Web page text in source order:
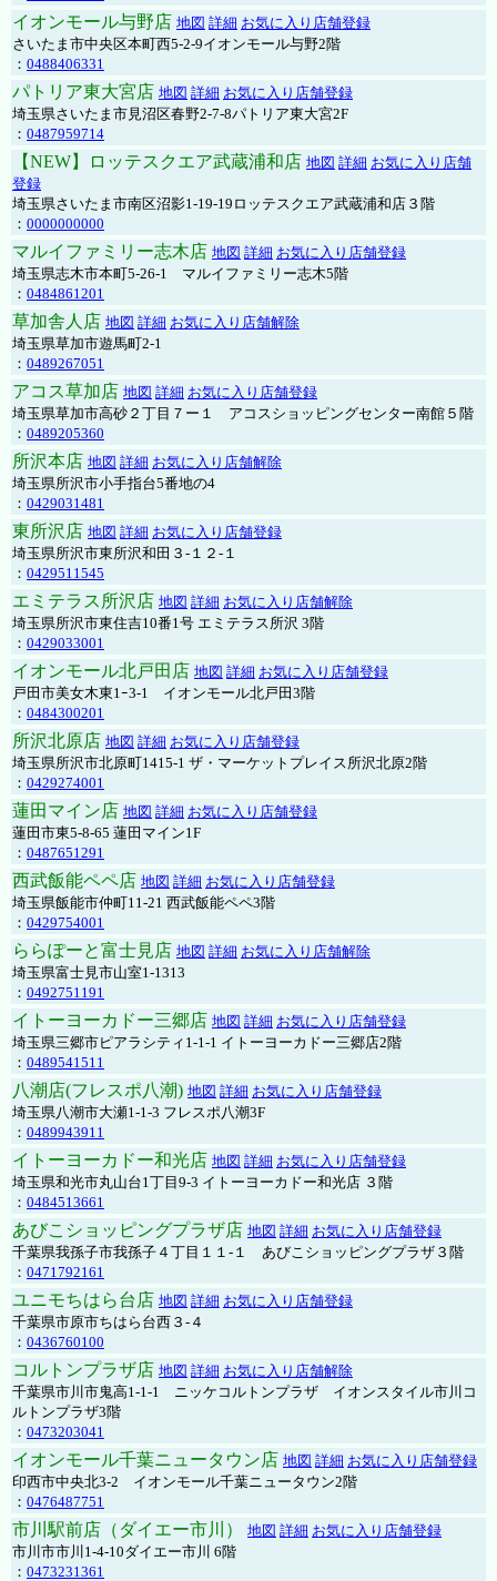
イオンモール与野店 地図 詳細 お気に入り店舗登録
さいたま市中央区本町西5-2-9イオンモール与野2階
： 0488406331
パトリア東大宮店 地図 詳細 お気に入り店舗登録
埼玉県さいたま市見沼区春野2-7-8パトリア東大宮2F
： 0487959714
【NEW】ロッテスクエア武蔵浦和店 地図 詳細 お気に入り店舗
登録
埼玉県さいたま市南区沼影1-19-19ロッテスクエア武蔵浦和店３階
： 0000000000
マルイファミリー志木店 地図 詳細 お気に入り店舗登録
埼玉県志木市本町5-26-1 マルイファミリー志木5階
： 0484861201
草加舎人店 地図 詳細 お気に入り店舗解除
埼玉県草加市遊馬町2-1
： 0489267051
アコス草加店 地図 詳細 お気に入り店舗登録
埼玉県草加市高砂２丁目７ー１ アコスショッピングセンター南館５階
： 0489205360
所沢本店 地図 詳細 お気に入り店舗解除
埼玉県所沢市小手指台5番地の4
： 0429031481
東所沢店 地図 詳細 お気に入り店舗登録
埼玉県所沢市東所沢和田３-１２-１
： 0429511545
エミテラス所沢店 地図 詳細 お気に入り店舗解除
埼玉県所沢市東住吉10番1号 エミテラス所沢 3階
： 0429033001
イオンモール北戸田店 地図 詳細 お気に入り店舗登録
戸田市美女木東1ｰ3‐1 イオンモール北戸田3階
： 0484300201
所沢北原店 地図 詳細 お気に入り店舗登録
埼玉県所沢市北原町1415-1 ザ・マーケットプレイス所沢北原2階
： 0429274001
蓮田マイン店 地図 詳細 お気に入り店舗登録
蓮田市東5-8-65 蓮田マイン1F
： 0487651291
西武飯能ペペ店 地図 詳細 お気に入り店舗登録
埼玉県飯能市仲町11-21 西武飯能ペペ3階
： 0429754001
ららぽーと富士見店 地図 詳細 お気に入り店舗解除
埼玉県富士見市山室1-1313
： 0492751191
イトーヨーカドー三郷店 地図 詳細 お気に入り店舗登録
埼玉県三郷市ピアラシティ1-1-1 イトーヨーカドー三郷店2階
： 0489541511
八潮店(フレスポ八潮) 地図 詳細 お気に入り店舗登録
埼玉県八潮市大瀬1-1-3 フレスポ八潮3F
： 0489943911
イトーヨーカドー和光店 地図 詳細 お気に入り店舗登録
埼玉県和光市丸山台1丁目9-3 イトーヨーカドー和光店 ３階
： 0484513661
あびこショッピングプラザ店 地図 詳細 お気に入り店舗登録
千葉県我孫子市我孫子４丁目１１-１ あびこショッピングプラザ３階
： 0471792161
ユニモちはら台店 地図 詳細 お気に入り店舗登録
千葉県市原市ちはら台西３-４
： 0436760100
コルトンプラザ店 地図 詳細 お気に入り店舗解除
千葉県市川市鬼高1-1-1 ニッケコルトンプラザ イオンスタイル市川コ
ルトンプラザ3階
： 0473203041
イオンモール千葉ニュータウン店 地図 詳細 お気に入り店舗登録
印西市中央北3-2 イオンモール千葉ニュータウン2階
： 0476487751
市川駅前店（ダイエー市川） 地図 詳細 お気に入り店舗登録
市川市市川1-4-10ダイエー市川 6階
： 0473231361